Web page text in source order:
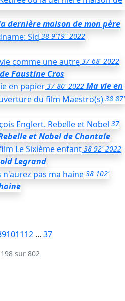
dernière maison de mon père
38 9'19" 2022
37 68' 2022
de Faustine Cros
37 80' 2022 Ma vie en
38 87'
37
et Nobelde Chantale
38 92' 2022
Legrand
38 102'
9101112 ... 37
sur 802